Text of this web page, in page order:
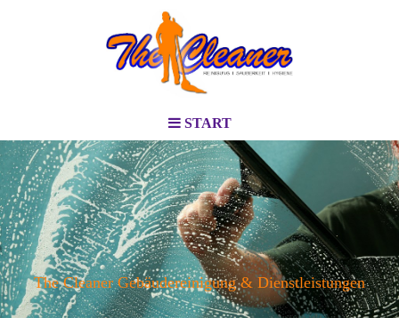
START
The Cleaner Gebäudereinigung & Dienstleistungen